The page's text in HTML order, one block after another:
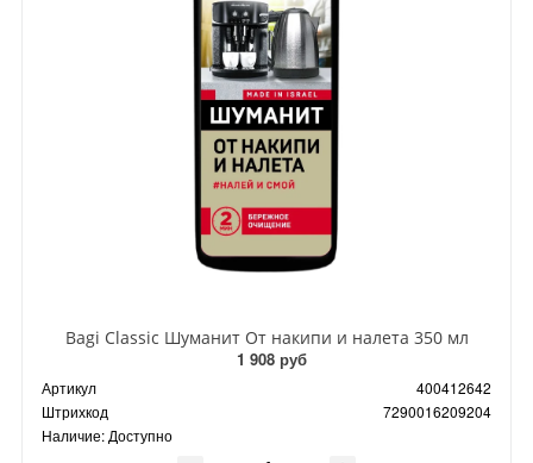
Bagi Classic Шуманит От накипи и налета 350 мл
1 908 руб
Артикул
400412642
Штрихкод
7290016209204
Наличие: Доступно